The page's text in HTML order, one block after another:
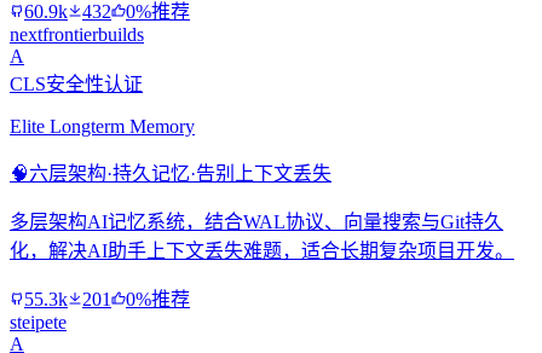
60.9k 432
0%推荐
nextfrontierbuilds
A
CLS安全性认证
Elite Longterm Memory
🧠六层架构·持久记忆·告别上下文丢失
多层架构AI记忆系统，结合WAL协议、向量搜索与Git持久
化，解决AI助手上下文丢失难题，适合长期复杂项目开发。
55.3k 201
0%推荐
steipete
A